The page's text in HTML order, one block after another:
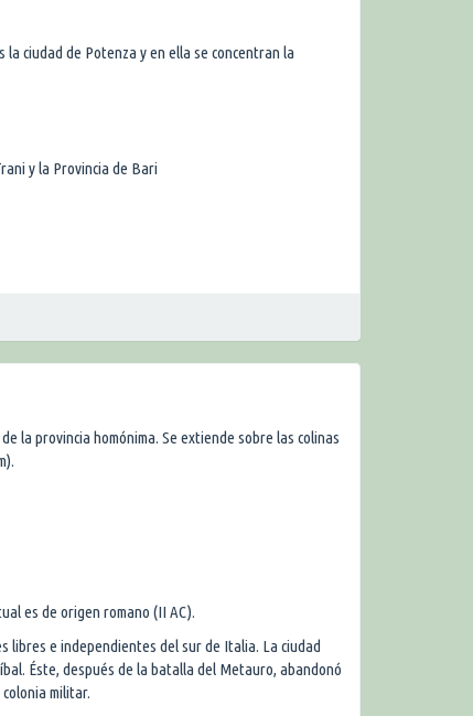
ciudad de Potenza y en ella se concentran la
y la Provincia de Bari
la provincia homónima. Se extiende sobre las colinas
es de origen romano (II AC).
libres e independientes del sur de Italia. La ciudad
Éste, después de la batalla del Metauro, abandonó
militar.